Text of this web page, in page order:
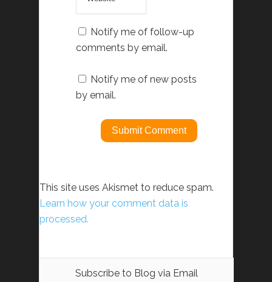
Notify me of follow-up
comments by email.
Notify me of new posts
by email.
This site uses Akismet to reduce spam.
Learn how your comment data is
processed.
Subscribe to Blog via Email